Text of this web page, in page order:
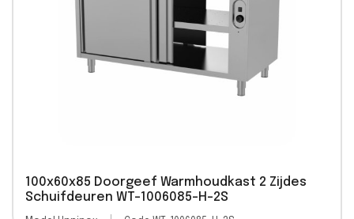
100x60x85 Doorgeef Warmhoudkast 2 Zijdes
Schuifdeuren WT-1006085-H-2S